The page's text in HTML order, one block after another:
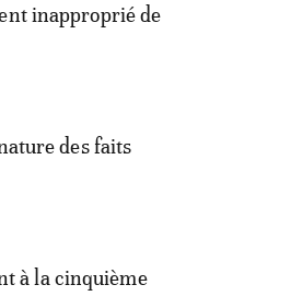
inapproprié de
des faits
à la cinquième